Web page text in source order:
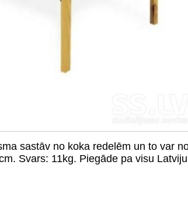
sastāv no koka redelēm un to var
Svars: 11kg. Piegāde pa visu